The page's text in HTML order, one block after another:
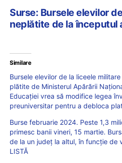
Surse: Bursele elevilor
neplătite de la începutul
Similare
Bursele elevilor de la liceele
plătite de Ministerul Apărării
Educației vrea să modifice legea
preuniversitar pentru a debloca
Burse februarie 2024. Peste 1,3
primesc banii vineri, 15 martie.
de la un județ la altul, în funcție de
LISTĂ